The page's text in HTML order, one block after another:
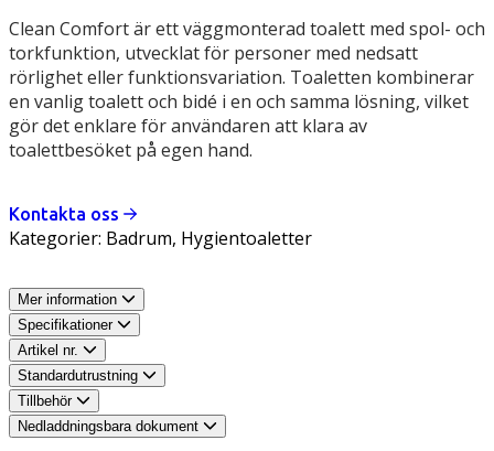
Clean Comfort är ett väggmonterad toalett med spol- och
torkfunktion, utvecklat för personer med nedsatt
rörlighet eller funktionsvariation. Toaletten kombinerar
en vanlig toalett och bidé i en och samma lösning, vilket
gör det enklare för användaren att klara av
toalettbesöket på egen hand.
Kontakta oss
Kategorier: Badrum, Hygientoaletter
Mer information
Specifikationer
Artikel nr.
Standardutrustning
Tillbehör
Nedladdningsbara dokument